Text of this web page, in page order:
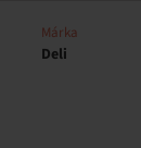
Márka
Deli